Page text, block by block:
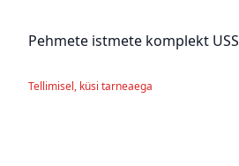
Pehmete istmete komplekt USS
Tellimisel, küsi tarneaega